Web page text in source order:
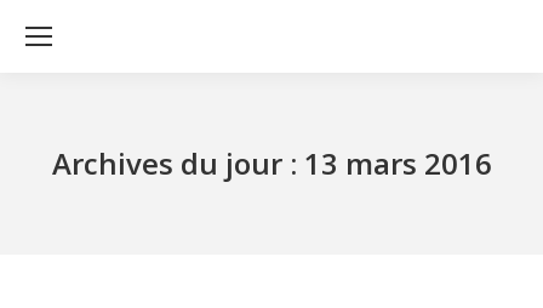
Archives du jour : 13 mars 2016